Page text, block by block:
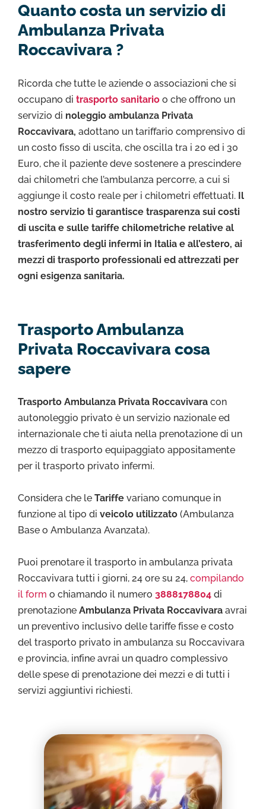
Quanto costa un servizio di
Ambulanza Privata
Roccavivara ?
Ricorda che tutte le aziende o associazioni che si
occupano di trasporto sanitario o che offrono un
servizio di noleggio ambulanza Privata
Roccavivara, adottano un tariffario comprensivo di
un costo fisso di uscita, che oscilla tra i 20 ed i 30
Euro, che il paziente deve sostenere a prescindere
dai chilometri che l’ambulanza percorre, a cui si
aggiunge il costo reale per i chilometri effettuati. Il
nostro servizio ti garantisce trasparenza sui costi
di uscita e sulle tariffe chilometriche relative al
trasferimento degli infermi in Italia e all’estero, ai
mezzi di trasporto professionali ed attrezzati per
ogni esigenza sanitaria.
Trasporto Ambulanza
Privata Roccavivara cosa
sapere
Trasporto Ambulanza Privata Roccavivara con
autonoleggio privato è un servizio nazionale ed
internazionale che ti aiuta nella prenotazione di un
mezzo di trasporto equipaggiato appositamente
per il trasporto privato infermi.
Considera che le Tariffe variano comunque in
funzione al tipo di veicolo utilizzato (Ambulanza
Base o Ambulanza Avanzata).
Puoi prenotare il trasporto in ambulanza privata
Roccavivara tutti i giorni, 24 ore su 24, compilando
il form o chiamando il numero 3888178804 di
prenotazione Ambulanza Privata Roccavivara avrai
un preventivo inclusivo delle tariffe fisse e costo
del trasporto privato in ambulanza su Roccavivara
e provincia, infine avrai un quadro complessivo
delle spese di prenotazione dei mezzi e di tutti i
servizi aggiuntivi richiesti.